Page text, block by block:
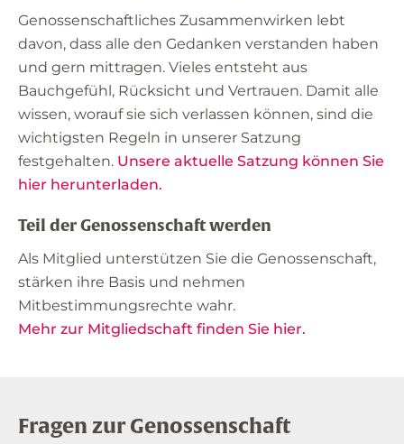
Genossenschaftliches Zusammenwirken lebt
davon, dass alle den Gedanken verstanden haben
und gern mittragen. Vieles entsteht aus
Bauchgefühl, Rücksicht und Vertrauen. Damit alle
wissen, worauf sie sich verlassen können, sind die
wichtigsten Regeln in unserer Satzung
festgehalten. Unsere aktuelle Satzung können Sie
hier herunterladen.
Teil der Genossenschaft werden
Als Mitglied unterstützen Sie die Genossenschaft,
stärken ihre Basis und nehmen
Mitbestimmungsrechte wahr.
Mehr zur Mitgliedschaft finden Sie hier.
Fragen zur Genossenschaft